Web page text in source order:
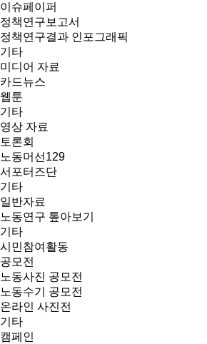
이슈페이퍼
정책연구보고서
정책연구결과 인포그래픽
기타
미디어 자료
카드뉴스
웹툰
기타
영상 자료
토론회
노동머선129
서포터즈단
기타
일반자료
노동연구 톺아보기
기타
시민참여활동
공모전
노동사진 공모전
노동수기 공모전
온라인 사진전
기타
캠페인